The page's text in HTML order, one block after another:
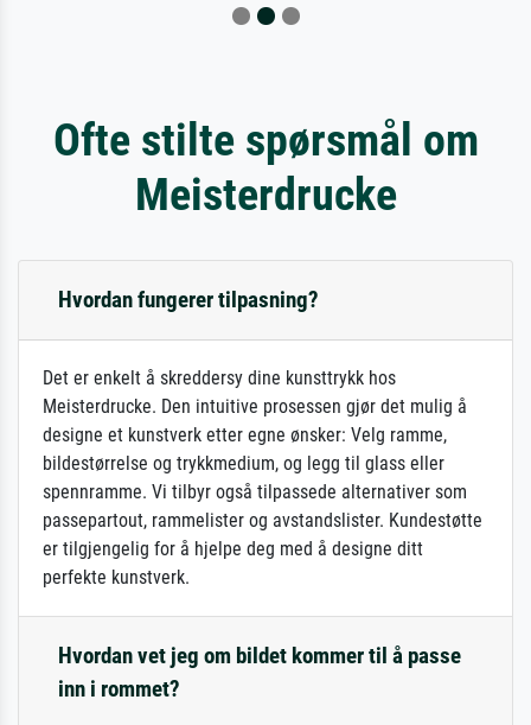
Ofte stilte spørsmål om
Meisterdrucke
Hvordan fungerer tilpasning?
Det er enkelt å skreddersy dine kunsttrykk hos
Meisterdrucke. Den intuitive prosessen gjør det mulig å
designe et kunstverk etter egne ønsker: Velg ramme,
bildestørrelse og trykkmedium, og legg til glass eller
spennramme. Vi tilbyr også tilpassede alternativer som
passepartout, rammelister og avstandslister. Kundestøtte
er tilgjengelig for å hjelpe deg med å designe ditt
perfekte kunstverk.
Hvordan vet jeg om bildet kommer til å passe
inn i rommet?